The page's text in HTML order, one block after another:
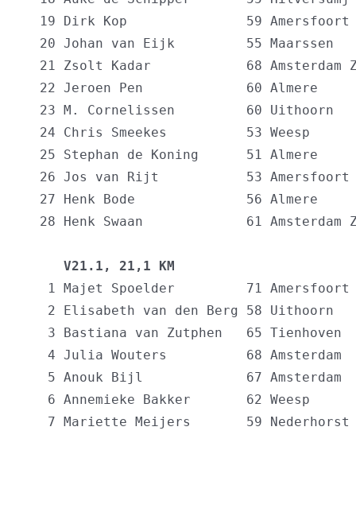
19 Dirk Kop               59 Amersfoort
20 Johan van Eijk         55 Maarssen
21 Zsolt Kadar            68 Amsterdam
22 Jeroen Pen             60 Almere
23 M. Cornelissen         60 Uithoorn
24 Chris Smeekes          53 Weesp
25 Stephan de Koning      51 Almere
26 Jos van Rijt           53 Amersfoort
27 Henk Bode              56 Almere
28 Henk Swaan             61 Amsterdam
V21.1,
1 Majet Spoelder         71 Amersfoort
2 Elisabeth van den Berg 58 Uithoorn
3 Bastiana van Zutphen   65 Tienhoven
4 Julia Wouters          68 Amsterdam
5 Anouk Bijl             67 Amsterdam
6 Annemieke Bakker       62 Weesp
7 Mariette Meijers       59 Nederhorst